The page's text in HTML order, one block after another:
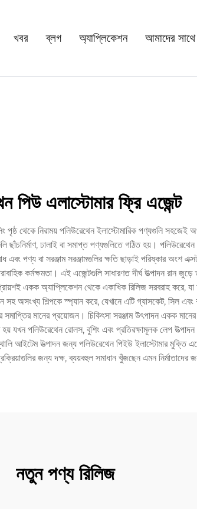
খবর ব্লগ অ্যাপ্লিকেশন আমাদের
পিউ এলাস্টোমার ফ্রি এজেন্ট
পৃষ্ঠ থেকে নিরাময় পলিউরেথেন ইলাস্টোমারিক পণ্যগুলি
ঢালাই বা সমাপ্ত পণ্যগুলিতে গঠিত হয়।
পণ্য বা সরঞ্জাম সরঞ্জামগুলির ক্ষতি ছাড়াই পরিষ্কার অংশ
কর্মক্ষমতা। এই এজেন্টগুলি সাধারণত দীর্ঘ উত্পাদন রান জুড়ে
একক অ্যাপ্লিকেশন থেকে একাধিক রিলিজ সরবরাহ করে,
সহ অসংখ্য শিল্পকে স্প্যান করে, যেখানে এটি গ্যাসকেট, সিল
সমাপ্তির মানের প্রয়োজন। চিকিৎসা সরঞ্জাম উৎপাদন একক
যখন পলিউরেথেন রোলস, বুশিং এবং প্রতিরক্ষামূলক লেপ
আইটেম উত্পাদন জন্য পলিউরেথেন পিইউ ইলাস্টোমার মুক্তি
জন্য দক্ষ, ব্যয়বহুল সমাধান খুঁজছেন এমন নির্মাতাদের
নতুন পণ্য রিলিজ